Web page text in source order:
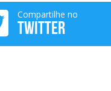
Compartilhe no
TWITTER